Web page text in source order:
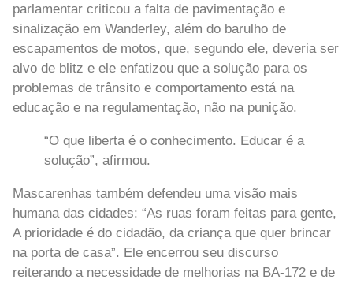
parlamentar criticou a falta de pavimentação e
sinalização em Wanderley, além do barulho de
escapamentos de motos, que, segundo ele, deveria ser
alvo de blitz e ele enfatizou que a solução para os
problemas de trânsito e comportamento está na
educação e na regulamentação, não na punição.
“O que liberta é o conhecimento. Educar é a
solução”, afirmou.
Mascarenhas também defendeu uma visão mais
humana das cidades: “As ruas foram feitas para gente,
A prioridade é do cidadão, da criança que quer brincar
na porta de casa”. Ele encerrou seu discurso
reiterando a necessidade de melhorias na BA-172 e de